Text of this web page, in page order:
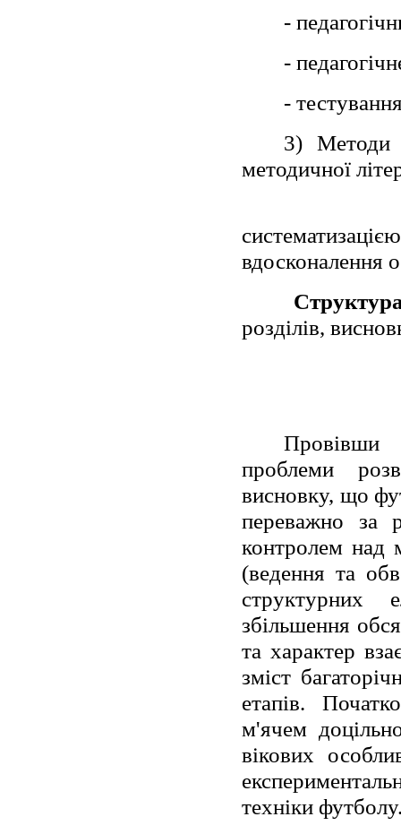
-
-
-
3) Методи
методичної
вдосконалення
розділів,
Провівши
проблеми
висновку, що
переважно за
контролем над
(ведення та
структурних
збільшення
та характер
зміст
етапів.
м'ячем
вікових
техніки